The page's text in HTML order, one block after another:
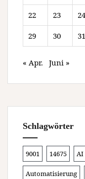
22 23 24
29 30 31
« Apr. Juni »
Schlagwörter
9001 14675 AI
Automatisierung